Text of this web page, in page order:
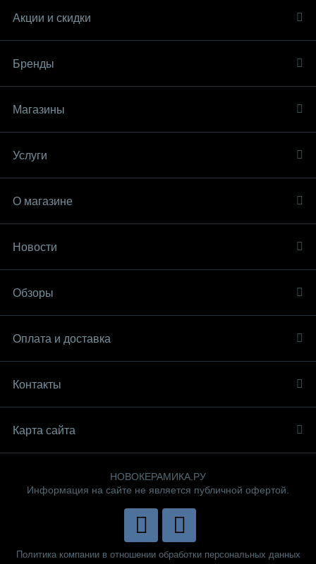
Акции и скидки
Бренды
Магазины
Услуги
О магазине
Новости
Обзоры
Оплата и доставка
Контакты
Карта сайта
НОВОКЕРАМИКА.РУ
Информация на сайте не является публичной офертой.
Политика компании в отношении обработки персональных данных